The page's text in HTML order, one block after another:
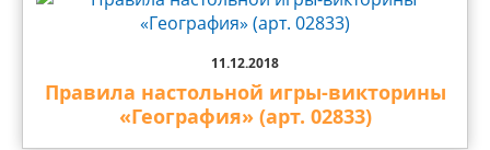
11.12.2018
Правила настольной игры-викторины
«География» (арт. 02833)